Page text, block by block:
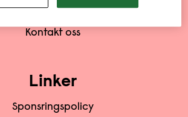
Kontakt oss
Linker
Sponsringspolicy